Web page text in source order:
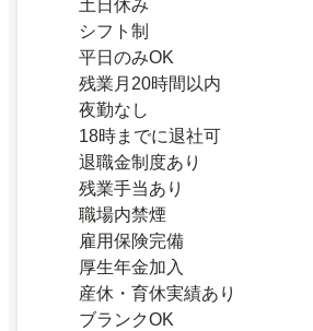
土日休み
シフト制
平日のみOK
残業月20時間以内
夜勤なし
18時までに退社可
退職金制度あり
残業手当あり
職場内禁煙
雇用保険完備
厚生年金加入
産休・育休実績あり
ブランクOK